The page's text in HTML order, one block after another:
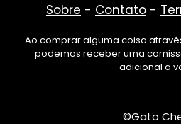
Sobre - Contato -
Ao comprar alguma coisa
podemos receber uma
adicional a
©Gato